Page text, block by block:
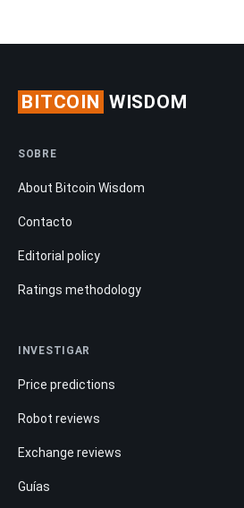
BITCOIN WISDOM
SOBRE
About Bitcoin Wisdom
Contacto
Editorial policy
Ratings methodology
INVESTIGAR
Price predictions
Robot reviews
Exchange reviews
Guías